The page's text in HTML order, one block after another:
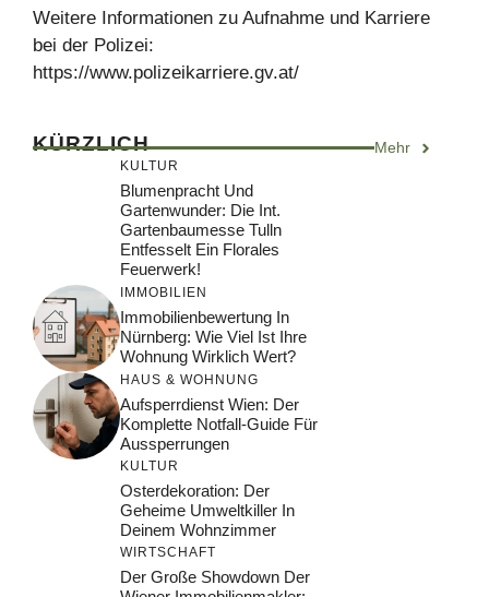
Weitere Informationen zu Aufnahme und Karriere
bei der Polizei:
https://www.polizeikarriere.gv.at/
KÜRZLICH Mehr
KULTUR
Blumenpracht Und
Gartenwunder: Die Int.
Gartenbaumesse Tulln
Entfesselt Ein Florales
Feuerwerk!
IMMOBILIEN
Immobilienbewertung In
Nürnberg: Wie Viel Ist Ihre
Wohnung Wirklich Wert?
HAUS & WOHNUNG
Aufsperrdienst Wien: Der
Komplette Notfall-Guide Für
Aussperrungen
KULTUR
Osterdekoration: Der
Geheime Umweltkiller In
Deinem Wohnzimmer
WIRTSCHAFT
Der Große Showdown Der